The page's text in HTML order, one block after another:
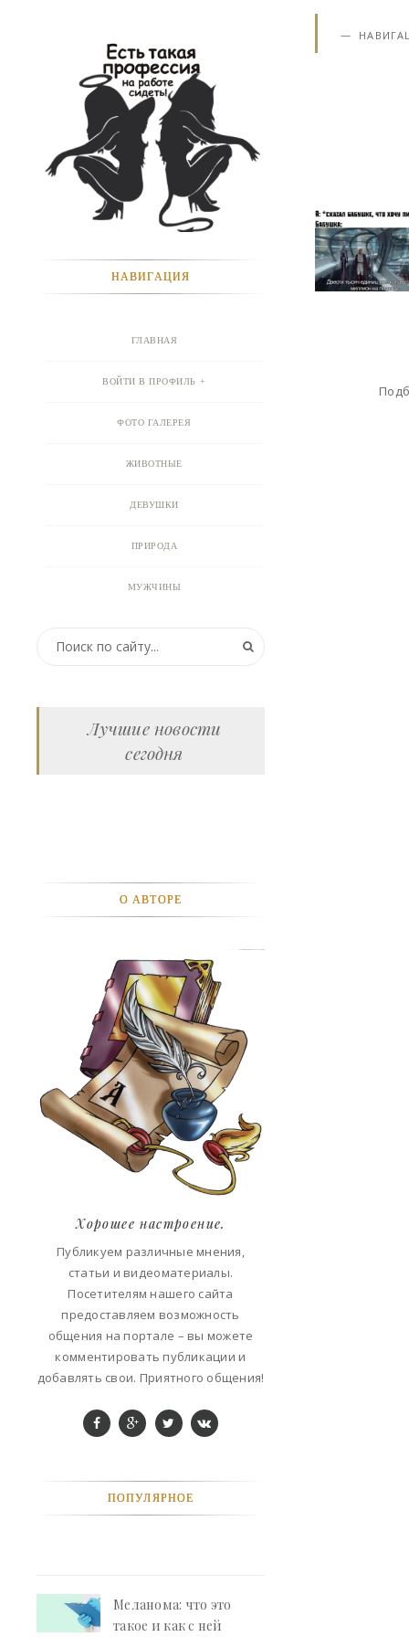
НАВИГАЦИЯ
ГЛАВНАЯ
ВОЙТИ В ПРОФИЛЬ
ФОТО ГАЛЕРЕЯ
ЖИВОТНЫЕ
ДЕВУШКИ
ПРИРОДА
МУЖЧИНЫ
ОТКРЫТКИ
ЛЮДИ
ПОДРОСТКИ
ГОРОДА
ЭКСПЕРЕМЕНТЫ
ЖИЛЬЕ
ЗВЕЗДЫ
Лучшие новости
сегодня
О АВТОРЕ
Хорошее настроение.
Публикуем различные мнения,
статьи и видеоматериалы.
Посетителям нашего сайта
предоставляем возможность
общения на портале – вы можете
комментировать публикации и
добавлять свои. Приятного общения!
ПОПУЛЯРНОЕ
Меланома: что это
такое и как с ней